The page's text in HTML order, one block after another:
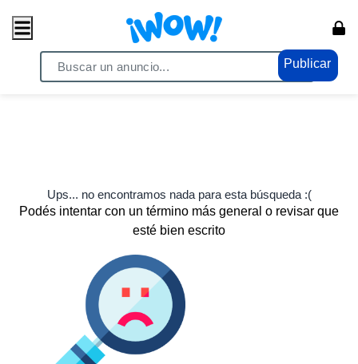
Publicar
Ups... no encontramos nada para esta búsqueda :(
Podés intentar con un término más general o revisar que
esté bien escrito